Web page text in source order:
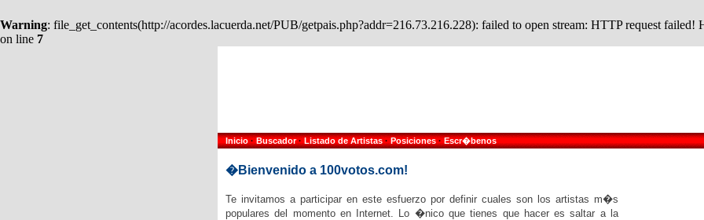
Warning: file_get_contents(http://acordes.lacuerda.net/PUB/getpais.php?addr=216.73.216.228): failed to open stream: HTTP request
on line 7
Inicio·Buscador·Listado de Artistas·Posiciones·Escr�benos
�Bienvenido a 100votos.com!
Te invitamos a participar en este esfuerzo por definir cuales son los artistas m�s
populares del momento en Internet. Lo �nico que tienes que hacer es saltar a la